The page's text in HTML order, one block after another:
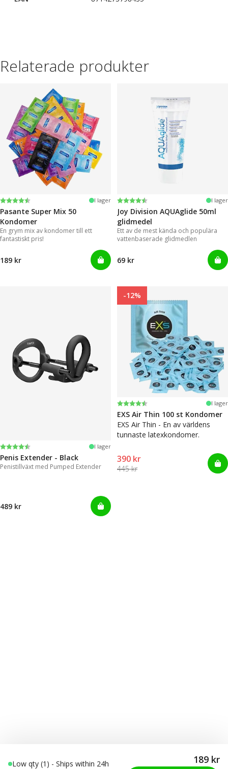
Low qty (1) - Ships within 24h 189 kr
Relaterade produkter
Betyg:
4.4 utav 5 stjärnor I lager
Pasante Super Mix 50
Kondomer
En grym mix av kondomer till ett
fantastiskt pris!
189 kr
Betyg:
4.2 utav 5 stjärnor I lager
Joy Division AQUAglide 50ml
glidmedel
Ett av de mest kända och populära
vattenbaserade glidmedlen
69 kr
Betyg:
4.4 utav 5 stjärnor I lager
Penis Extender - Black
Penistillväxt med Pumped Extender
489 kr
-12%
Betyg:
4.6 utav 5 stjärnor I lager
EXS Air Thin 100 st Kondomer
EXS Air Thin - En av världens
tunnaste latexkondomer.
390 kr
445 kr